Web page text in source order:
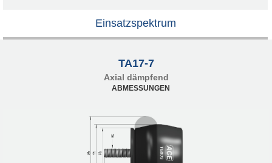
Einsatzspektrum
TA17-7
Axial dämpfend
ABMESSUNGEN